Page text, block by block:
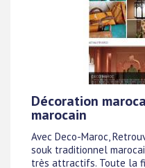
Décoration
marocain
Avec Deco-Maroc,
souk traditionnel
très attractifs. Toute la